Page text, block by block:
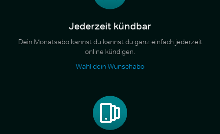
Jederzeit kündbar
Dein Monatsabo kannst du kannst du ganz einfach jederzeit
online kündigen.
Wähl dein Wunschabo